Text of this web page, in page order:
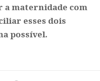
a maternidade com
esses dois
possível.